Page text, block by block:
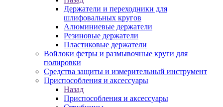
Держатели и переходники для
шлифовальных кругов
Алюминиевые держатели
Резиновые держатели
Пластиковые держатели
Войлоки фетры и размывочные круги для
полировки
Средства защиты и измерительный инструмент
Приспособления и аксессуары
Назад
Приспособления и аксессуары